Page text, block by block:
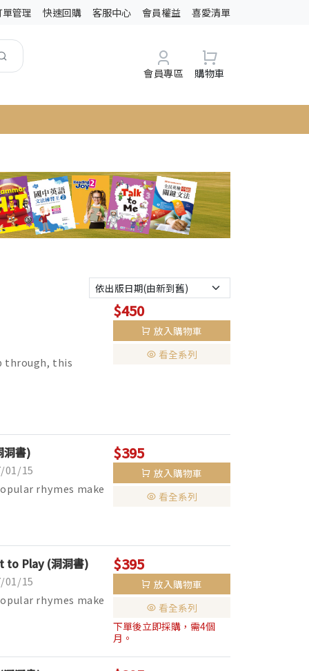
單管理 快速回購 客服中心 會員權益 喜愛清單
會員專區 購物車
through, this
$450
放入購物車
看全系列
洞書)
01/15
rhymes make
$395
放入購物車
看全系列
to Play (洞洞書)
01/15
rhymes make
$395
放入購物車
看全系列
下單後立即採購，需4個
月。